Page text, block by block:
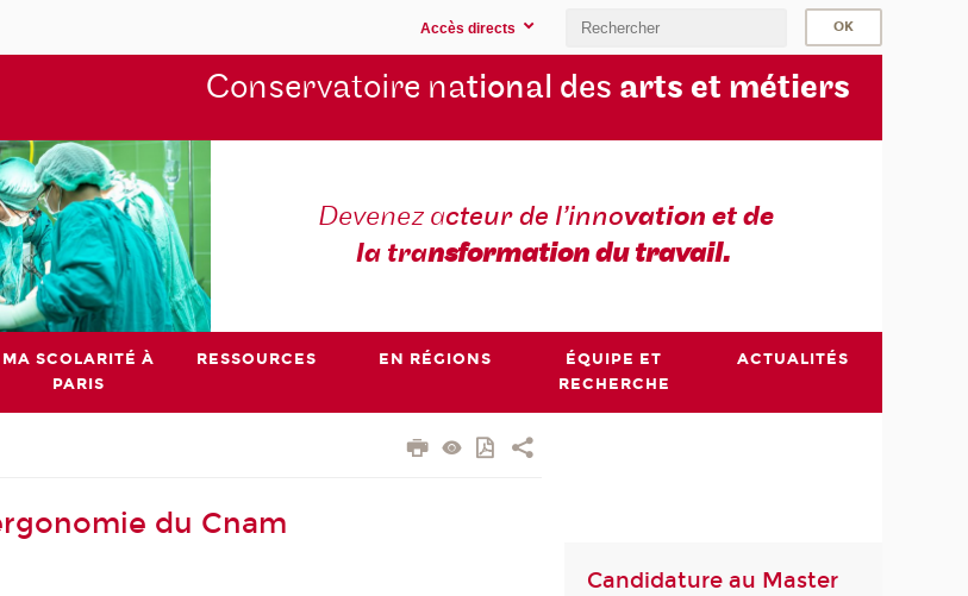
Accès directs
Conservatoire national des arts et métiers
Devenez acteur de l’innovation et de
la transformation du travail.
MA SCOLARITÉ À
PARIS
RESSOURCES EN RÉGIONS
ÉQUIPE ET
RECHERCHE
ACTUALITÉS
du Cnam
Candidature au Master